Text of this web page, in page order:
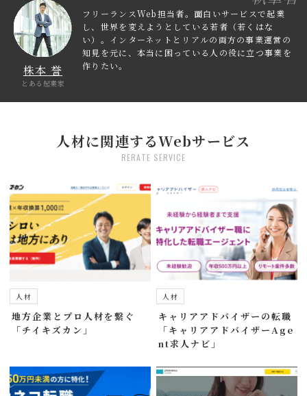
株本 誉
とある起業家
フリーランスWeb担当者。面白いサービスで起業
し、世界を変えようとしている若者（若くはな
い）。インターネットとリアルの両方の事業運営の
知見を元に、本当に困っている人の役に立つ事業を
作りたい。
人材に関連するWebサービス
RERATE SERVICE
人材
地方企業とプロ人材を繋ぐ
「チイキズカン」
人材
キャリアアドバイザーの転職
「キャリアアドバイザーAge
nt求人ナビ」